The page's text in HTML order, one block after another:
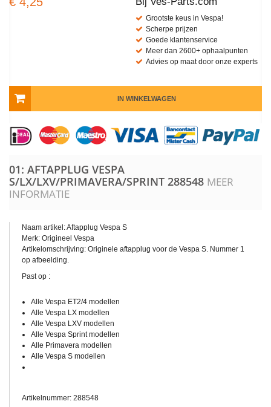
Grootste keus in Vespa!
Scherpe prijzen
Goede klantenservice
Meer dan 2600+ ophaalpunten
Advies op maat door onze experts
IN WINKELWAGEN
01: AFTAPPLUG VESPA
S/LX/LXV/PRIMAVERA/SPRINT 288548 MEER
INFORMATIE
Naam artikel: Aftapplug Vespa S
Merk: Origineel Vespa
Artikelomschrijving: Originele aftapplug voor de Vespa S. Nummer 1
op afbeelding.
Past op :
Alle Vespa ET2/4 modellen
Alle Vespa LX modellen
Alle Vespa LXV modellen
Alle Vespa Sprint modellen
Alle Primavera modellen
Alle Vespa S modellen
Artikelnummer: 288548